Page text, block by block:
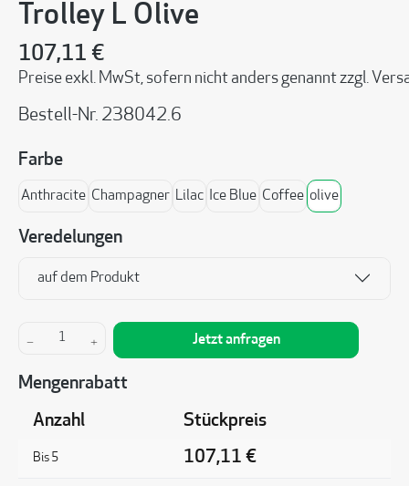
Trolley L Olive
107,11 €
Preise exkl. MwSt, sofern nicht anders genannt zzgl.
Bestell-Nr. 238042.6
Farbeauswählen
Anthracite Champagner Lilac Ice Blue Coffee olive
Veredelungen
auf dem Produkt
Produkt Anzahl: Gib den gewünschten Wert
Jetzt anfragen
Mengenrabatt
Anzahl Stückpreis
Bis 5 107,11 €